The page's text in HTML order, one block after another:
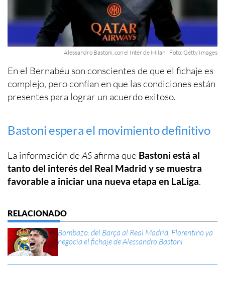
Alessandro Bastoni, con el Inter de Milán | Foto: Getty Images
En el Bernabéu son conscientes de que el fichaje es
complejo, pero confían en que las condiciones están
presentes para lograr un acuerdo exitoso.
Bastoni espera el movimiento definitivo
La información de AS afirma que Bastoni está al
tanto del interés del Real Madrid y se muestra
favorable a iniciar una nueva etapa en LaLiga.
Bombazo: del Barça al Real Madrid, Florentino ya
negocia el fichaje de Alessandro Bastoni